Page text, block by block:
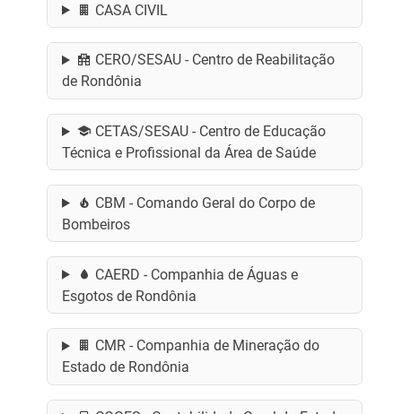
CASA CIVIL
CERO/SESAU - Centro de Reabilitação
de Rondônia
CETAS/SESAU - Centro de Educação
Técnica e Profissional da Área de Saúde
CBM - Comando Geral do Corpo de
Bombeiros
CAERD - Companhia de Águas e
Esgotos de Rondônia
CMR - Companhia de Mineração do
Estado de Rondônia